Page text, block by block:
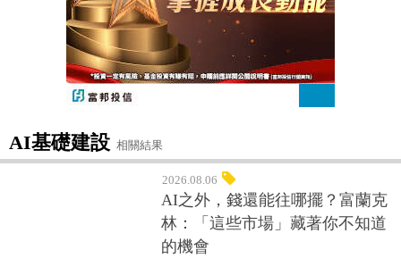
AI基礎建設 相關結果
2026.08.06
AI之外，錢還能往哪擺？富蘭克
林：「這些市場」藏著你不知道
的機會